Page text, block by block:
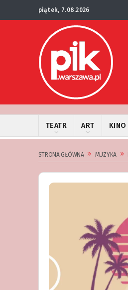
piątek, 7.08.2026
TEATR ART KINO
STRONA GŁÓWNA MUZYKA